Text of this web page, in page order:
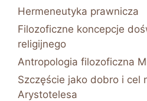
Hermeneutyka prawnicza
Filozoficzne koncepcje
religijnego
Antropologia filozoficzna
Szczęście jako dobro i cel
Arystotelesa